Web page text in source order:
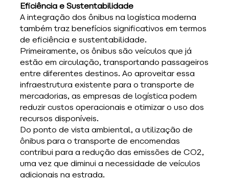
Eficiência e Sustentabilidade
A integração dos ônibus na logística moderna
também traz benefícios significativos em termos
de eficiência e sustentabilidade.
Primeiramente, os ônibus são veículos que já
estão em circulação, transportando passageiros
entre diferentes destinos. Ao aproveitar essa
infraestrutura existente para o transporte de
mercadorias, as empresas de logística podem
reduzir custos operacionais e otimizar o uso dos
recursos disponíveis.
Do ponto de vista ambiental, a utilização de
ônibus para o transporte de encomendas
contribui para a redução das emissões de CO2,
uma vez que diminui a necessidade de veículos
adicionais na estrada.